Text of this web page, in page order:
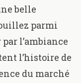
belle
parmi
l’ambiance
l’histoire de
du marché